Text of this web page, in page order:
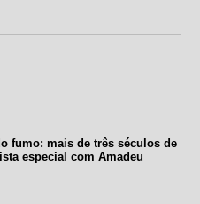
fumo: mais de três séculos de
especial com Amadeu